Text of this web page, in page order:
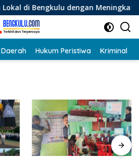
dengan Meningkatkan Ruang
Daerah Hukum Peristiwa Kriminal